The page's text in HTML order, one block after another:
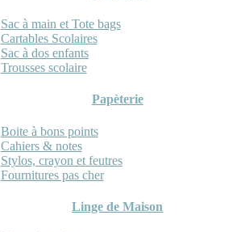
Sac à main et Tote bags
Cartables Scolaires
Sac à dos enfants
Trousses scolaire
Papèterie
Boite à bons points
Cahiers & notes
Stylos, crayon et feutres
Fournitures pas cher
Linge de Maison